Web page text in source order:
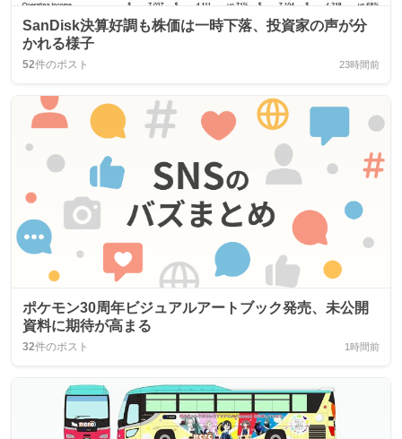
SanDisk決算好調も株価は一時下落、投資家の声が分
かれる様子
52件のポスト 23時間前
ポケモン30周年ビジュアルアートブック発売、未公開
資料に期待が高まる
32件のポスト 1時間前